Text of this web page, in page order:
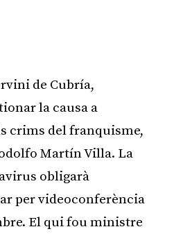
de Cubría,
la causa a
crims del franquisme,
Martín Villa. La
obligarà
per videoconferència
El qui fou ministre